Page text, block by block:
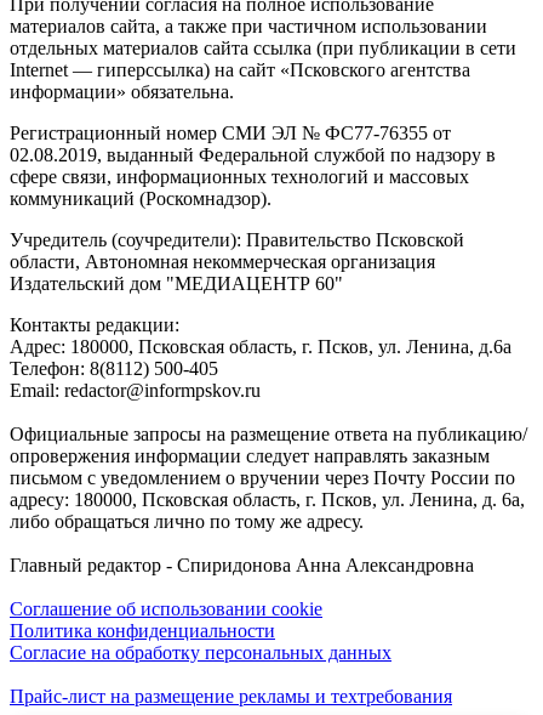
материалов сайта, а также при частичном использовании
отдельных материалов сайта ссылка (при публикации в сети
Internet — гиперссылка) на сайт «Псковского агентства
информации» обязательна.
Регистрационный номер СМИ ЭЛ № ФС77-76355 от
02.08.2019, выданный Федеральной службой по надзору в
сфере связи, информационных технологий и массовых
коммуникаций (Роскомнадзор).
Учредитель (соучредители): Правительство Псковской
области, Автономная некоммерческая организация
Издательский дом "МЕДИАЦЕНТР 60"
Контакты редакции:
Адреc: 180000, Псковская область, г. Псков, ул. Ленина, д.6а
Телефон: 8(8112) 500-405
Email: redactor@informpskov.ru
Официальные запросы на размещение ответа на публикацию/
опровержения информации следует направлять заказным
письмом с уведомлением о вручении через Почту России по
адресу: 180000, Псковская область, г. Псков, ул. Ленина, д. 6а,
либо обращаться лично по тому же адресу.
Главный редактор - Спиридонова Анна Александровна
Соглашение об использовании cookie
Политика конфиденциальности
Согласие на обработку персональных данных
Прайс-лист на размещение рекламы и техтребования